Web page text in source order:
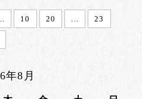
10 20 ... 23
年8月